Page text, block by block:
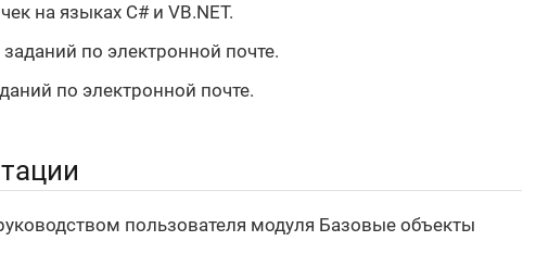
на языках C# и VB.NET.
по электронной почте.
по электронной почте.
пользователя модуля Базовые объекты